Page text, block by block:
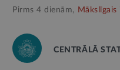
Pirms 4 dienām,
CENTRĀLĀ